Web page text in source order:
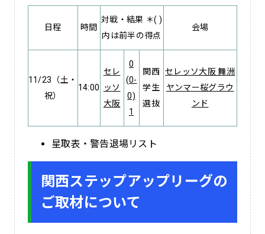
日程 時間
対戦・結果 ＊( )
内は前半の得点
会場
11/23（土・
祝）
14:00
セレ
ッソ
大阪
0
(0-
0)
1
関西
学生
選抜
セレッソ大阪 舞洲
ヤンマー桜グラウ
ンド
星取表・警告退場リスト
関西ステップアップリーグの
ご取材について